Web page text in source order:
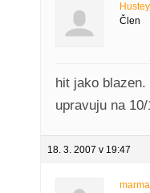
Hustey
Člen
hit jako
upravuju na
18. 3. 2007 v 19:47